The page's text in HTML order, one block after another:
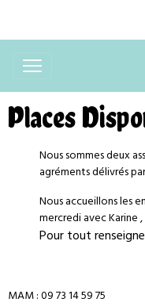
Places
Nous sommes deux
agréments délivrés
Nous accueillons les
mercredi avec Karine
Pour tout
MAM : 09 73